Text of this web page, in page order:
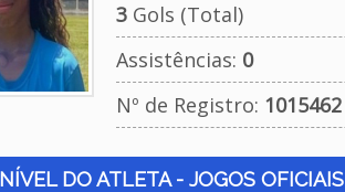
3Gols (Total)
Assistências: 0
Nº de Registro: 1015462
NÍVEL DO ATLETA - JOGOS OFICIAIS